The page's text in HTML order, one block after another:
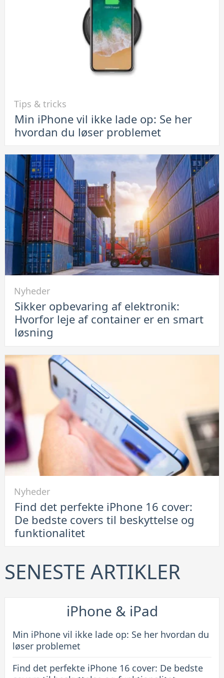
Min
iPhone
ikke
lade
op:
Se
her
hvordan
du
løser
problemet
Tips & tricks
Min iPhone vil ikke lade op: Se her
hvordan du løser problemet
Sikker
opbevaring
Hvorfor
leje
af
container
er
en
smart
løsning
Nyheder
Sikker opbevaring af elektronik:
Hvorfor leje af container er en smart
løsning
Find
det
perfekte
16
cover:
til
beskyttelse
funktionalitet
Nyheder
Find det perfekte iPhone 16 cover:
De bedste covers til beskyttelse og
funktionalitet
SENESTE ARTIKLER
iPhone & iPad
Min iPhone vil ikke lade op: Se her hvordan du
løser problemet
Find det perfekte iPhone 16 cover: De bedste